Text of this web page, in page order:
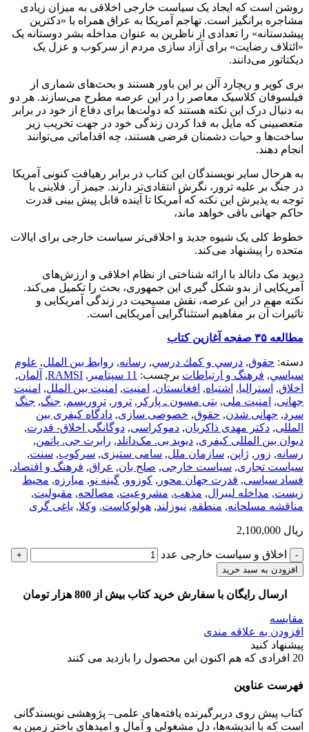
روشن است که ایجاد یک سیاست خارجی اخلاقی به میزان زیادی
مشاجره برانگیز است. تهاجم آمریکا به عراق همراه با «دکترین
پیشدستانه» را تعدادی از ناظرین به عنوان مداخله بشر دوستانه یک
«ائتلاف رضایت» برای آزاد سازی مردم از سرکوب و عزل یک
دیکتاتور می‌دانند.
بری کوپر و ریچارد آلن بر این باور هستند و بحث‌های شماری از
فیلسوفان کلاسیک معاصر را در این عرصه مطرح می‌سازند. هر دو
به دنیال درک این نکته هستند که دولت‌ها برای دفاع از خود در برابر
متعصبینی که مایل به فدا کردن زندگی خود در جهت تخریب زیر
ساخت‌ها و حیات دشمنان فرضی هستند، چه اقداماتی می‌توانند
انجام دهند.
به هرحال سایر نویسندگان این کتاب در برابر رهیافت کنونی آمریکا
در جنگ بر علیه ترور، نگرش انتقادی‌تر دارند. جیمز آر. فلاینی با
توجه به پذیرش این نکته که آمریکا تا آینده قابل پیش بینی قدرت
حاکم جهانی باقی خواهد ماند،
خطوط کلی یک شیوه جدید و اخلاقی‌تر سیاست خارجی برای ایالات
متحده را پیشنهاد می‌کند.
دیوید مک دانالد با ارائه شناختی از نظام اخلاقی و ارزش‌های
آمریکایی از بدو شکل گیری این جمهوری، بحث را تکمیل می‌کند.
نکته مهم در این عرصه، نقش مسیحیت در زندگی آمریکایی و
تاثیرات آن بر مفاهیم استثناگرایی آمریکایی است.
مطالعه ۳۵ صفجه آغازین کتاب
دسته: حقوق, درسي و كمك درسي, رسانه, روابط بین الملل, علوم
سياسي, فرهنگ و ارتباطات برچسب: 11 سپتامبر ,
RAMSI
, آلمان,
اخلاق, استرالیا, اشتباه, افغانستان, امنیت, امنیت بین الملل, امنیت
جهانی, امنیت ملی, بتی مسون ـ پارکر , ترور , تروریسم, جنگ, جنگ
سرد, جهانی شدن, حقوق, خصوصی سازی, دادگاه کیفری بین
المللی, دکتر مهدی ذاکریان, دموکراسی, دوگانگی اخلاق- قدرت,
دیوان بین المللی کیفری, دیوید بی. مک‌دانلد, رابرت جی. پاتمن,
رسانه, زور , ژاپن, سازمان ملل, سامی ستیزی, سرکوب, سنت,
سیاست تجاری, سیاست خارجی, صلح بان, عراق, فرهنگ و اقتصاد,
فساد سیاسی, قدرت جهان محور , کوزوو, گینه نو, مبارزه, محیط
زیست, مداخله لیبرال, مذهب, مشروعیت, مصالحه, مقبولیت,
مناقشه مسلحانه, منطقه, نیوزلند, هولوکاست, وکلا, یاغی گری
ریال
اخلاق و سیاست خارجی عدد
افزودن به سبد خرید
ارسال رایگان با سفارش خرید کتاب بیش از 800 هزار تومان
مقایسه
افزودن به علاقه مندی
پیشنهاد کنید
20 افرادی که هم اکنون این محصول را بازدید می کنند
فهرست عناوین
کتاب پیش روی دربرگیرنده یافته‌های علمی‌– پژوهشی نویسندگانی
است که با اندیشه‌ها، دل مشغولی و آمال و امیدهای باختر زمین به